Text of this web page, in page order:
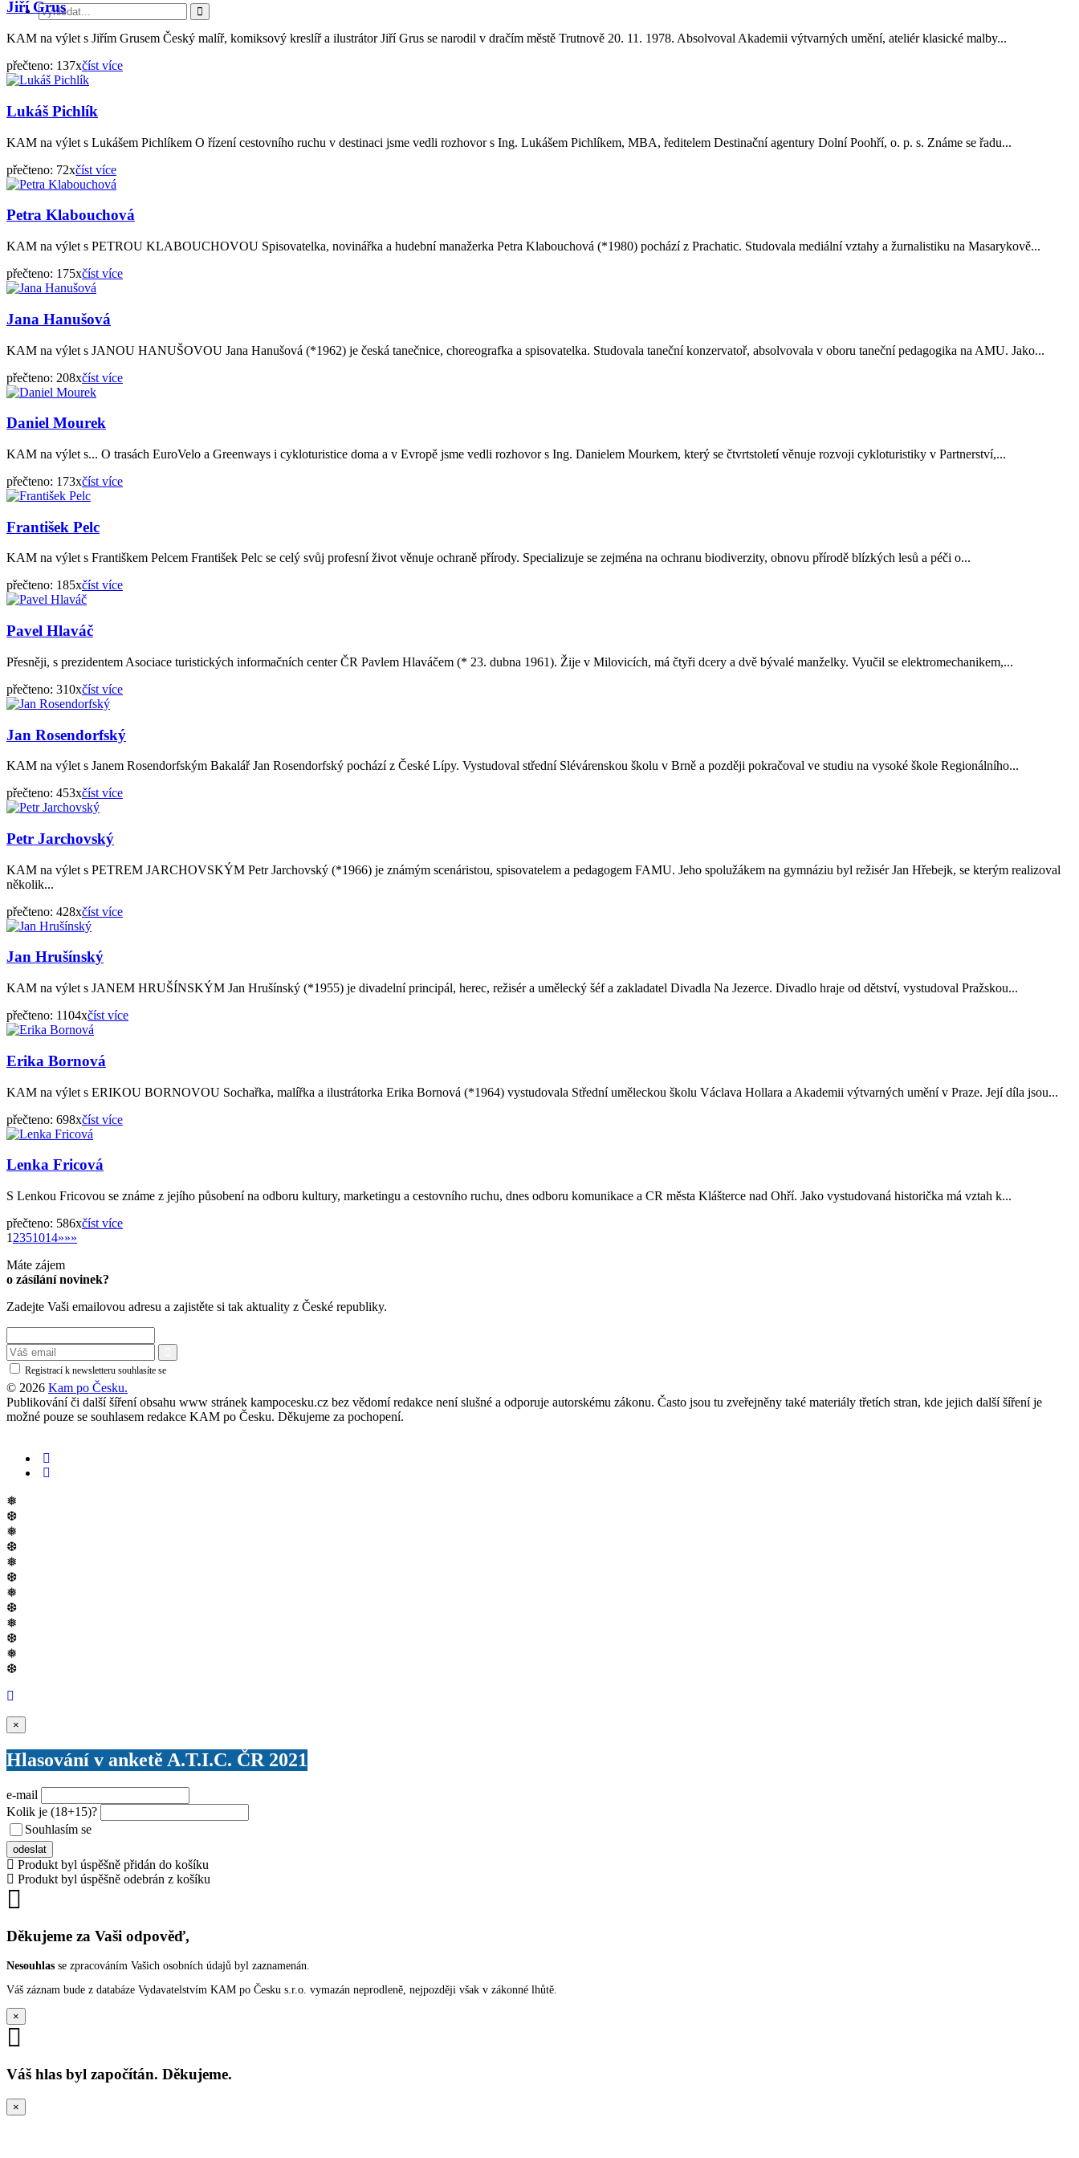
Jiří Grus
KAM na výlet s Jiřím Grusem Český malíř, komiksový kreslíř a ilustrátor Jiří Grus se narodil v dračím městě Trutnově 20. 11. 1978. Absolvoval Akademii výtvarných umění, ateliér klasické malby...
přečteno: 137xčíst více
Lukáš Pichlík
KAM na výlet s Lukášem Pichlíkem O řízení cestovního ruchu v destinaci jsme vedli rozhovor s Ing. Lukášem Pichlíkem, MBA, ředitelem Destinační agentury Dolní Poohří, o. p. s. Známe se řadu...
přečteno: 72xčíst více
Petra Klabouchová
KAM na výlet s PETROU KLABOUCHOVOU Spisovatelka, novinářka a hudební manažerka Petra Klabouchová (*1980) pochází z Prachatic. Studovala me­diální vztahy a žurnalistiku na Masarykově...
přečteno: 175xčíst více
Jana Hanušová
KAM na výlet s JANOU HANUŠOVOU Jana Hanušová (*1962) je česká tanečnice, choreografka a spisovatelka. Studovala taneční konzervatoř, absolvovala v oboru taneční pedagogika na AMU. Jako...
přečteno: 208xčíst více
Daniel Mourek
KAM na výlet s... O trasách EuroVelo a Greenways i cykloturistice doma a v Evropě jsme vedli rozhovor s Ing. Danielem Mourkem, který se čtvrtstoletí věnuje rozvoji cykloturistiky v Partnerství,...
přečteno: 173xčíst více
František Pelc
KAM na výlet s Františkem Pelcem František Pelc se celý svůj profesní život věnuje ochraně přírody. Specializuje se zejména na ochranu biodiverzity, obnovu přírodě blízkých lesů a péči o...
přečteno: 185xčíst více
Pavel Hlaváč
Přesněji, s prezidentem Asociace turistických informačních center ČR Pavlem Hlaváčem (* 23. dubna 1961). Žije v Milovicích, má čtyři dcery a dvě bývalé manželky. Vyučil se elektromechanikem,...
přečteno: 310xčíst více
Jan Rosendorfský
KAM na výlet s Janem Rosendorfským Bakalář Jan Rosendorfský pochází z České Lípy. Vystudoval střední Slévárenskou školu v Brně a později pokračoval ve studiu na vysoké škole Regio­nálního...
přečteno: 453xčíst více
Petr Jarchovský
KAM na výlet s PETREM JARCHOVSKÝM Petr Jarchovský (*1966) je známým scenáristou, spisovatelem a pedagogem FAMU. Jeho spolužákem na gymnáziu byl režisér Jan Hřebejk, se kterým realizoval
několik...
přečteno: 428xčíst více
Jan Hrušínský
KAM na výlet s JANEM HRUŠÍNSKÝM Jan Hrušínský (*1955) je divadelní principál, herec, režisér a umělecký šéf a zakladatel Divadla Na Jezerce. Divadlo hraje od dětství, vystudoval Pražskou...
přečteno: 1104xčíst více
Erika Bornová
KAM na výlet s ERIKOU BORNOVOU Sochařka, malířka a ilustrátorka Erika Bornová (*1964) vystudovala Střední uměleckou školu Václava Hollara a Akademii výtvarných umění v Praze. Její díla jsou...
přečteno: 698xčíst více
Lenka Fricová
S Lenkou Fricovou se známe z jejího působení na odboru kultury, marketingu a cestovního ruchu, dnes odboru komunikace a CR města Klášterce nad Ohří. Jako vystudovaná historička má vztah k...
přečteno: 586xčíst více
1 2351014»»
»»
Máte zájem
o zásílání novinek?
Zadejte Vaši emailovou adresu a zajistěte si tak aktuality z České republiky.
Registrací k newsletteru souhlasíte se
© 2026 Kam po Česku.
Publikování či další šíření obsahu www stránek kampocesku.cz bez vědomí redakce není slušné a odporuje autorskému zákonu. Často jsou tu zveřejněny také materiály třetích stran, kde jejich další šíření je
možné pouze se souhlasem redakce KAM po Česku. Děkujeme za pochopení.
❅
❆
❅
❆
❅
❆
❅
❆
❅
❆
❅
❆
×
Hlasování v anketě A.T.I.C. ČR 2021
e-mail
Kolik je (18+15)?
Souhlasím se
odeslat
Produkt byl úspěšně přidán do košíku
Produkt byl úspěšně odebrán z košíku
Děkujeme za Vaši odpověď,
Nesouhlas se zpracováním Vašich osobních údajů byl zaznamenán.
Váš záznam bude z databáze Vydavatelstvím KAM po Česku s.r.o. vymazán neprodleně, nejpozději však v zákonné lhůtě.
×
Váš hlas byl započítán. Děkujeme.
×